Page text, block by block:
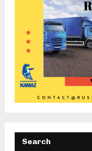
Search